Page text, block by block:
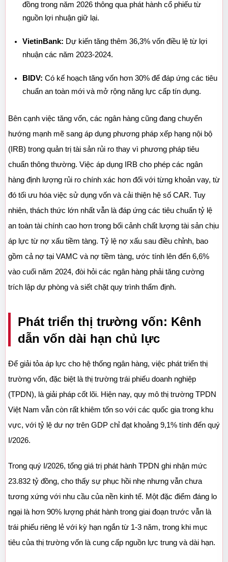
đồng trong năm 2026 thông qua phát hành cổ phiếu từ
nguồn lợi nhuận giữ lại.
VietinBank: Dự kiến tăng thêm 36,3% vốn điều lệ từ lợi
nhuận các năm 2023-2024.
BIDV: Có kế hoạch tăng vốn hơn 30% để đáp ứng các tiêu
chuẩn an toàn mới và mở rộng năng lực cấp tín dụng.
Bên cạnh việc tăng vốn, các ngân hàng cũng đang chuyển
hướng mạnh mẽ sang áp dụng phương pháp xếp hạng nội bộ
(IRB) trong quản trị tài sản rủi ro thay vì phương pháp tiêu
chuẩn thông thường. Việc áp dụng IRB cho phép các ngân
hàng định lượng rủi ro chính xác hơn đối với từng khoản vay, từ
đó tối ưu hóa việc sử dụng vốn và cải thiện hệ số CAR. Tuy
nhiên, thách thức lớn nhất vẫn là đáp ứng các tiêu chuẩn tỷ lệ
an toàn tài chính cao hơn trong bối cảnh chất lượng tài sản chịu
áp lực từ nợ xấu tiềm tàng. Tỷ lệ nợ xấu sau điều chỉnh, bao
gồm cả nợ tại VAMC và nợ tiềm tàng, ước tính lên đến 6,6%
vào cuối năm 2024, đòi hỏi các ngân hàng phải tăng cường
trích lập dự phòng và siết chặt quy trình thẩm định.
Phát triển thị trường vốn: Kênh
dẫn vốn dài hạn chủ lực
Để giải tỏa áp lực cho hệ thống ngân hàng, việc phát triển thị
trường vốn, đặc biệt là thị trường trái phiếu doanh nghiệp
(TPDN), là giải pháp cốt lõi. Hiện nay, quy mô thị trường TPDN
Việt Nam vẫn còn rất khiêm tốn so với các quốc gia trong khu
vực, với tỷ lệ dư nợ trên GDP chỉ đạt khoảng 9,1% tính đến quý
I/2026.
Trong quý I/2026, tổng giá trị phát hành TPDN ghi nhận mức
23.832 tỷ đồng, cho thấy sự phục hồi nhẹ nhưng vẫn chưa
tương xứng với nhu cầu của nền kinh tế. Một đặc điểm đáng lo
ngại là hơn 90% lượng phát hành trong giai đoạn trước vẫn là
trái phiếu riêng lẻ với kỳ hạn ngắn từ 1-3 năm, trong khi mục
tiêu của thị trường vốn là cung cấp nguồn lực trung và dài hạn.